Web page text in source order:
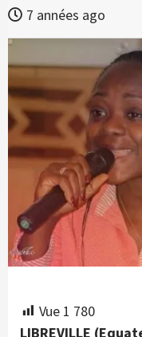
7 années ago
Vue 1 780
LIBREVILLE